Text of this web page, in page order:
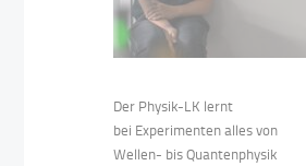
Der Physik-LK lernt
bei Experimenten alles von
Wellen- bis Quantenphysik